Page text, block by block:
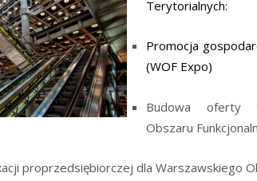
Terytorialnych:
Promocja
(WOF Expo)
Budowa oferty
Obszaru
proprzedsiębiorczej dla Warszawskiego